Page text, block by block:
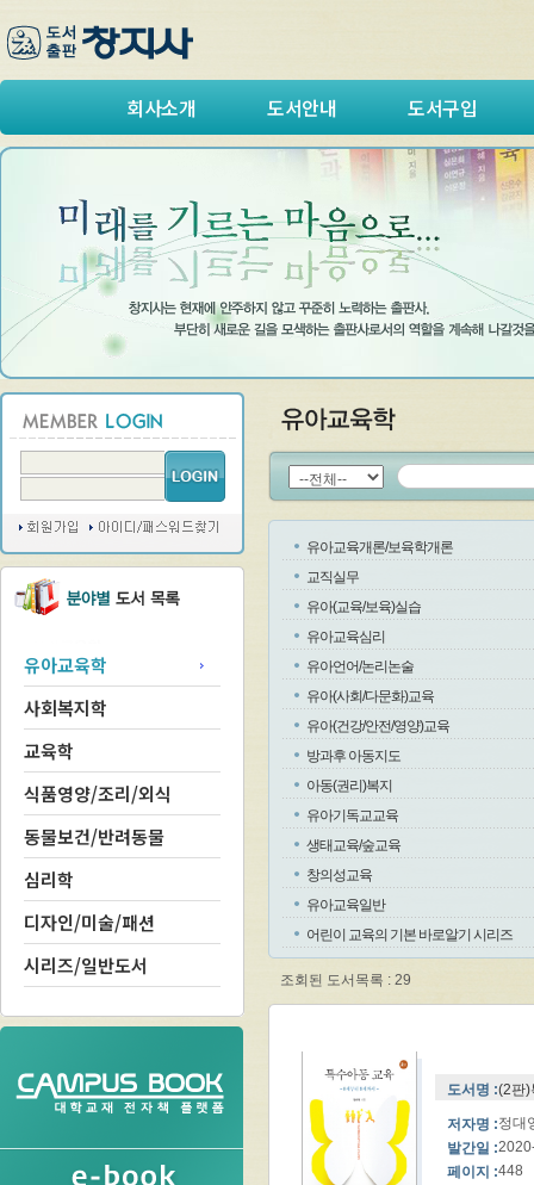
회사소개 도서안내 도서구입
유아교육학
사회복지학
교육학
식품영양/조리/외식
동물보건/반려동물
심리학
디자인/미술/패션
시리즈/일반도서
유아교육개론/보육학개론
교직실무
유아(교육/보육)실습
유아교육심리
유아언어/논리논술
유아(사회/다문화)교육
유아(건강/안전/영양)교육
방과후 아동지도
아동(권리)복지
유아기독교교육
생태교육/숲교육
창의성교육
유아교육일반
어린이 교육의 기본 바로알기 시리즈
조회된 도서목록 : 29
도서명 :(2판)
저자명 :정대
발간일 :
페이지 :448